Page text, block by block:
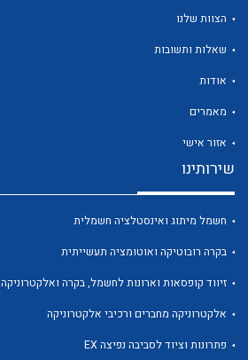
לכל מוצרי היצרן
הצוות שלנו
שאלות ותשובות
אודות
מאמרים
אזור אישי
שירותינו
חשמל מיתוג ואינסטלציה חשמלית
בקרה רובוטיקה ואוטומציה תעשייתית
זיווד קופסאות וארונות לחשמל, בקרה ואלקטרוניקה
אלקטרוניקה מחברים ורכיבי אלקטרוניקה
פתרונות וציוד לסביבה נפיצה EX